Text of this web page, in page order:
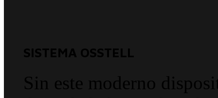
SISTEMA OSSTELL
Sin este moderno